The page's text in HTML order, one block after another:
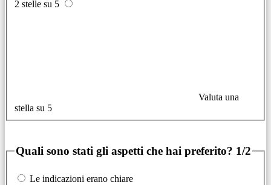
2 stelle su 5
Valuta una
stella su 5
Quali sono stati gli aspetti che hai preferito? 1/2
Le indicazioni erano chiare